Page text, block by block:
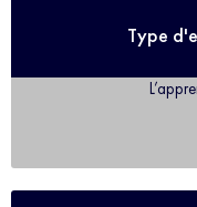
Type